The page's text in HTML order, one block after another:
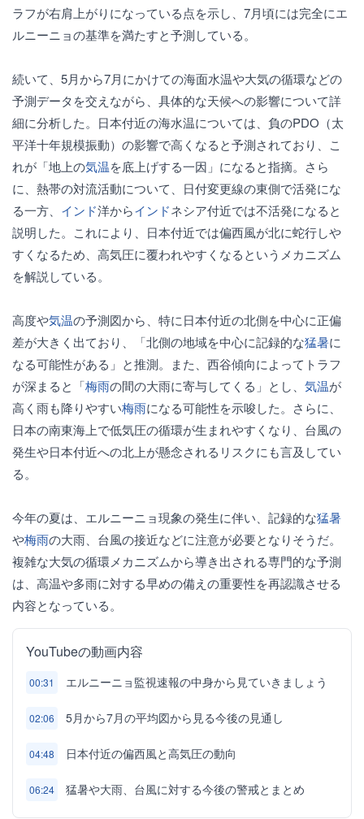
ラフが右肩上がりになっている点を示し、7月頃には完全にエ
ルニーニョの基準を満たすと予測している。
続いて、5月から7月にかけての海面水温や大気の循環などの
予測データを交えながら、具体的な天候への影響について詳
細に分析した。日本付近の海水温については、負のPDO（太
平洋十年規模振動）の影響で高くなると予測されており、こ
れが「地上の気温を底上げする一因」になると指摘。さら
に、熱帯の対流活動について、日付変更線の東側で活発にな
る一方、 インド洋からインドネシア付近では不活発になると
説明した。これにより、日本付近では偏西風が北に蛇行しや
すくなるため、高気圧に覆われやすくなるというメカニズム
を解説している。
高度や気温の予測図から、特に日本付近の北側を中心に正偏
差が大きく出ており、「北側の地域を中心に記録的な猛暑に
なる可能性がある」と推測。また、西谷傾向によってトラフ
が深まると「梅雨の間の大雨に寄与してくる」とし、 気温が
高く雨も降りやすい梅雨になる可能性を示唆した。さらに、
日本の南東海上で低気圧の循環が生まれやすくなり、台風の
発生や日本付近への北上が懸念されるリスクにも言及してい
る。
今年の夏は、エルニーニョ現象の発生に伴い、記録的な猛暑
や梅雨の大雨、台風の接近などに注意が必要となりそうだ。
複雑な大気の循環メカニズムから導き出される専門的な予測
は、高温や多雨に対する早めの備えの重要性を再認識させる
内容となっている。
YouTubeの動画内容
00:31 エルニーニョ監視速報の中身から見ていきましょう
02:06 5月から7月の平均図から見る今後の見通し
04:48 日本付近の偏西風と高気圧の動向
06:24 猛暑や大雨、台風に対する今後の警戒とまとめ